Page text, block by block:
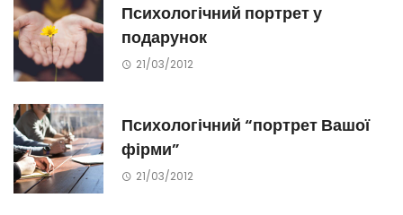
Психологічний портрет у
подарунок
21/03/2012
Психологічний “портрет Вашої
фірми”
21/03/2012